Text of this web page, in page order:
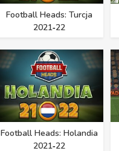
Football Heads: Turcja
2021‑22
Football Heads: Holandia
2021‑22